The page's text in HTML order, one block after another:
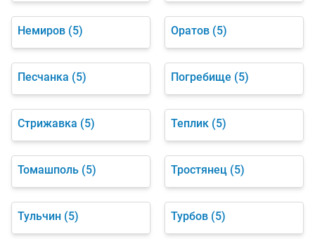
Немиров (5) Оратов (5)
Песчанка (5) Погребище (5)
Стрижавка (5) Теплик (5)
Томашполь (5) Тростянец (5)
Тульчин (5) Турбов (5)